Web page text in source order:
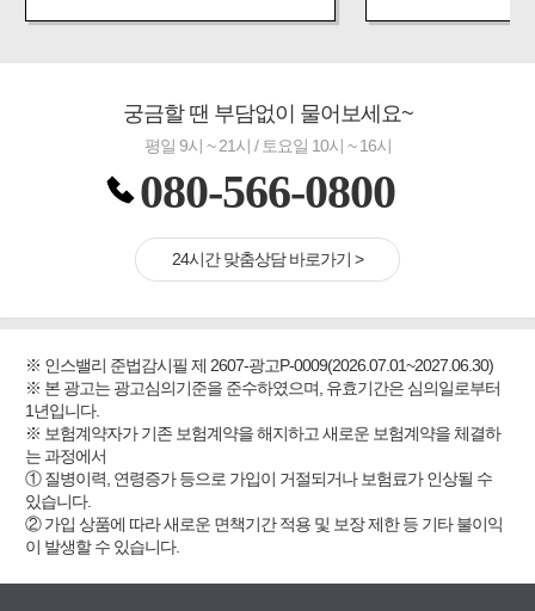
궁금할 땐 부담없이 물어보세요~
평일 9시 ~ 21시 / 토요일 10시 ~ 16시
080-566-0800
24시간 맞춤상담 바로가기 >
※ 인스밸리 준법감시필 제 2607-광고P-0009(2026.07.01~2027.06.30)
※ 본 광고는 광고심의기준을 준수하였으며, 유효기간은 심의일로부터
1년입니다.
※ 보험계약자가 기존 보험계약을 해지하고 새로운 보험계약을 체결하
는 과정에서
① 질병이력, 연령증가 등으로 가입이 거절되거나 보험료가 인상될 수
있습니다.
② 가입 상품에 따라 새로운 면책기간 적용 및 보장 제한 등 기타 불이익
이 발생할 수 있습니다.